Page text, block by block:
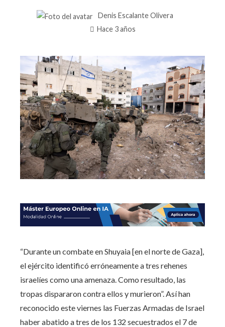
Denis Escalante Olivera
Hace 3 años
“Durante un combate en Shuyaia [en el norte de Gaza],
el ejército identificó erróneamente a tres rehenes
israelíes como una amenaza. Como resultado, las
tropas dispararon contra ellos y murieron”. Así han
reconocido este viernes las Fuerzas Armadas de Israel
haber abatido a tres de los 132 secuestrados el 7 de